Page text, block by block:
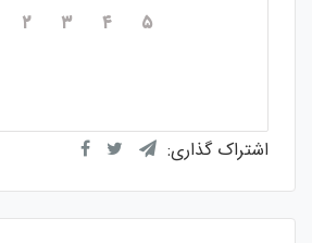
۲ ۳ ۴ ۵
اشتراک گذاری: